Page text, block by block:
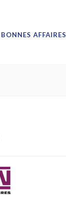
BONNES AFFAIRES